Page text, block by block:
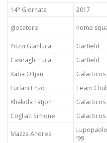
14° Giornata
2017
giocatore nome
Pozzi Gianluca Garfield
Casiraghi Luca
Garfield
Raba Oltjan
Galacticos
Furlani Enzo
Team
Xhakola Fatjon
Galacticos
Cogliati Simone
Galacticos
Mazza Andrea
’99